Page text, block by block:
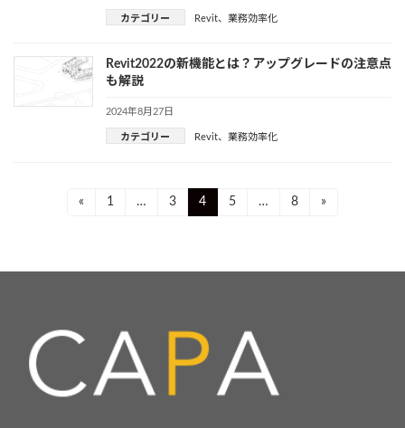
カテゴリー Revit、 業務効率化
Revit2022の新機能とは？アップグレードの注意点
も解説
2024年8月27日
カテゴリー Revit、 業務効率化
ー
シ
« Page
1 … Page
3 Page
4 Page
5 … Page
8 »